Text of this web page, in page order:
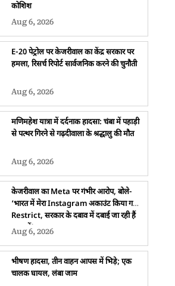
कोशिश
Aug 6, 2026
E-20 पेट्रोल पर केजरीवाल का केंद्र सरकार पर
हमला, रिसर्च रिपोर्ट सार्वजनिक करने की चुनौती
Aug 6, 2026
मणिमहेश यात्रा में दर्दनाक हादसा: चंबा में पहाड़ी
से पत्थर गिरने से गढ़दीवाला के श्रद्धालु की मौत
Aug 6, 2026
केजरीवाल का Meta पर गंभीर आरोप, बोले-
‘भारत में मेरा Instagram अकाउंट किया गया
Restrict, सरकार के दबाव में दबाई जा रही हैं
आवाजें’
Aug 6, 2026
भीषण हादसा, तीन वाहन आपस में भिड़े; एक
चालक घायल, लंबा जाम